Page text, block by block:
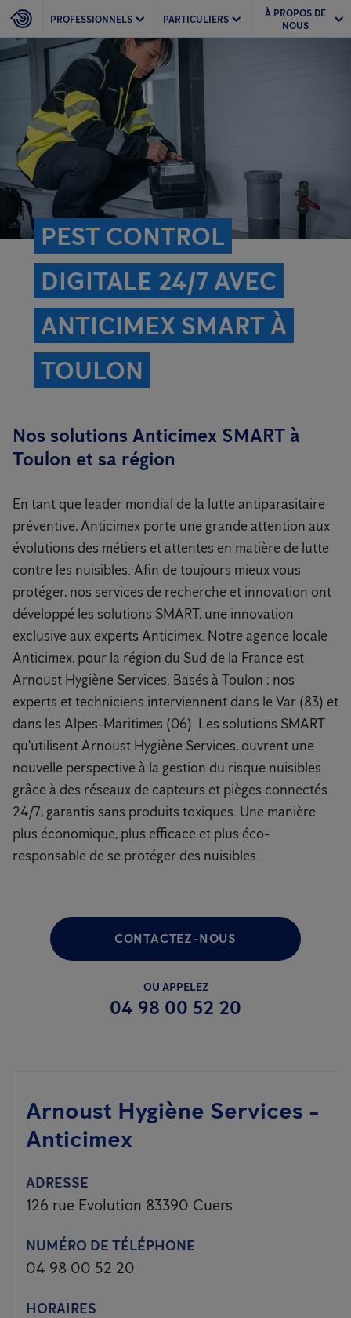
PROFESSIONNELS PARTICULIERS
À PROPOS DE
NOUS
PEST CONTROL
DIGITALE 24/7 AVEC
ANTICIMEX SMART À
TOULON
Nos solutions Anticimex SMART à
Toulon et sa région
En tant que leader mondial de la lutte antiparasitaire
préventive, Anticimex porte une grande attention aux
évolutions des métiers et attentes en matière de lutte
contre les nuisibles. Afin de toujours mieux vous
protéger, nos services de recherche et innovation ont
développé les solutions SMART, une innovation
exclusive aux experts Anticimex. Notre agence locale
Anticimex, pour la région du Sud de la France est
Arnoust Hygiène Services. Basés à Toulon ; nos
experts et techniciens interviennent dans le Var (83) et
dans les Alpes-Maritimes (06). Les solutions SMART
qu'utilisent Arnoust Hygiène Services, ouvrent une
nouvelle perspective à la gestion du risque nuisibles
grâce à des réseaux de capteurs et pièges connectés
24/7, garantis sans produits toxiques. Une manière
plus économique, plus efficace et plus éco-
responsable de se protéger des nuisibles.
CONTACTEZ-NOUS
OU APPELEZ
04 98 00 52 20
Arnoust Hygiène Services -
Anticimex
ADRESSE
126 rue Evolution 83390 Cuers
NUMÉRO DE TÉLÉPHONE
04 98 00 52 20
HORAIRES